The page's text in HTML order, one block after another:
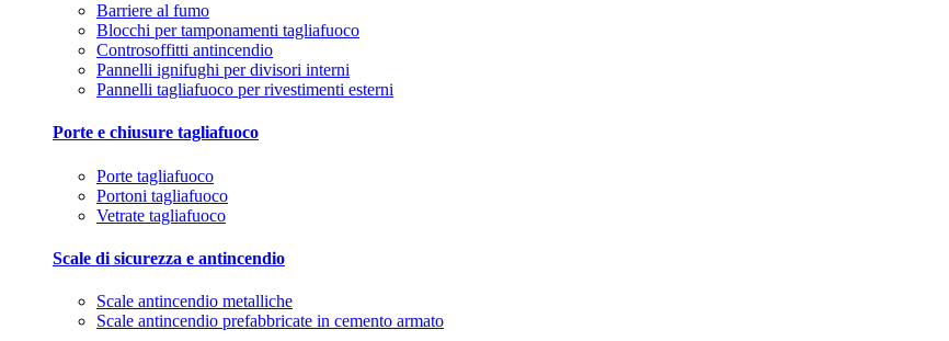
Barriere al fumo
Blocchi per tamponamenti tagliafuoco
Controsoffitti antincendio
Pannelli ignifughi per divisori interni
Pannelli tagliafuoco per rivestimenti esterni
Porte e chiusure tagliafuoco
Porte tagliafuoco
Portoni tagliafuoco
Vetrate tagliafuoco
Scale di sicurezza e antincendio
Scale antincendio metalliche
Scale antincendio prefabbricate in cemento armato